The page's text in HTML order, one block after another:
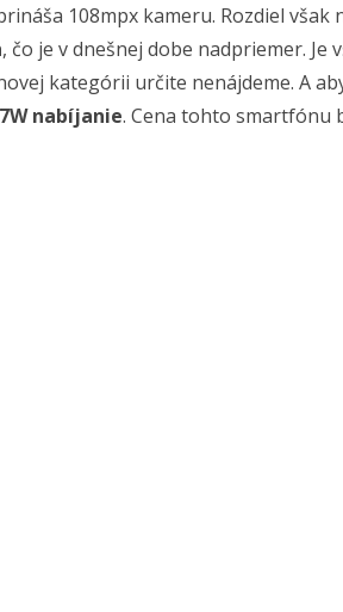
108mpx kameru. Rozdiel
, čo je v dnešnej dobe nadpriemer.
kategórii určite nenájdeme. A
nabíjanie. Cena tohto smartfónu